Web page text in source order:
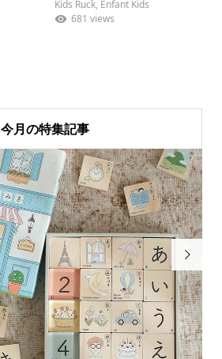
Kids Ruck, Enfant Kids
681 views
今月の特集記事
